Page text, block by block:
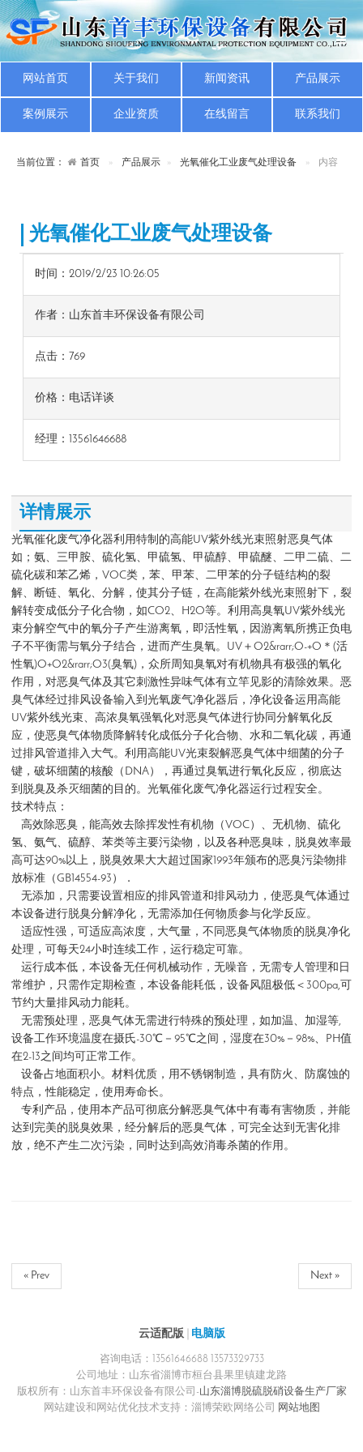
网站首页 关于我们 新闻资讯 产品展示
案例展示 企业资质 在线留言 联系我们
当前位置： 首页 产品展示 光氧催化工业废气处理设备 内容
光氧催化工业废气处理设备
时间：2019/2/23 10:26:05
作者：山东首丰环保设备有限公司
点击： 769
价格：电话详谈
经理：13561646688
详情展示
光氧催化废气净化器利用特制的高能UV紫外线光束照射恶臭气体
如；氨、三甲胺、硫化氢、甲硫氢、甲硫醇、甲硫醚、二甲二硫、二
硫化碳和苯乙烯，VOC类，苯、甲苯、二甲苯的分子链结构的裂
解、断链、氧化、分解，使其分子链，在高能紫外线光束照射下，裂
解转变成低分子化合物，如CO2、H2O等。利用高臭氧UV紫外线光
束分解空气中的氧分子产生游离氧，即活性氧，因游离氧所携正负电
子不平衡需与氧分子结合，进而产生臭氧。UV＋O2&rarr;O-+O＊(活
性氧)O+O2&rarr;O3(臭氧)，众所周知臭氧对有机物具有极强的氧化
作用，对恶臭气体及其它刺激性异味气体有立竿见影的清除效果。恶
臭气体经过排风设备输入到光氧废气净化器后，净化设备运用高能
UV紫外线光束、高浓臭氧强氧化对恶臭气体进行协同分解氧化反
应，使恶臭气体物质降解转化成低分子化合物、水和二氧化碳，再通
过排风管道排入大气。利用高能UV光束裂解恶臭气体中细菌的分子
键，破坏细菌的核酸（DNA），再通过臭氧进行氧化反应，彻底达
到脱臭及杀灭细菌的目的。光氧催化废气净化器运行过程安全。
技术特点：
高效除恶臭，能高效去除挥发性有机物（VOC）、无机物、硫化
氢、氨气、硫醇、苯类等主要污染物，以及各种恶臭味，脱臭效率最
高可达90%以上，脱臭效果大大超过国家1993年颁布的恶臭污染物排
放标准（GB14554-93）．
无添加，只需要设置相应的排风管道和排风动力，使恶臭气体通过
本设备进行脱臭分解净化，无需添加任何物质参与化学反应。
适应性强，可适应高浓度，大气量，不同恶臭气体物质的脱臭净化
处理，可每天24小时连续工作，运行稳定可靠。
运行成本低，本设备无任何机械动作，无噪音，无需专人管理和日
常维护，只需作定期检查，本设备能耗低，设备风阻极低＜300pa,可
节约大量排风动力能耗。
无需预处理，恶臭气体无需进行特殊的预处理，如加温、加湿等,
设备工作环境温度在摄氏-30℃－95℃之间，湿度在30%－98%、PH值
在2-13之间均可正常工作。
设备占地面积小。材料优质，用不锈钢制造，具有防火、防腐蚀的
特点，性能稳定，使用寿命长。
专利产品，使用本产品可彻底分解恶臭气体中有毒有害物质，并能
达到完美的脱臭效果，经分解后的恶臭气体，可完全达到无害化排
放，绝不产生二次污染，同时达到高效消毒杀菌的作用。
« Prev Next »
云适配版 电脑版
咨询电话：13561646688 13573329733
公司地址：山东省淄博市桓台县果里镇建龙路
版权所有：山东首丰环保设备有限公司-山东淄博脱硫脱硝设备生产厂家
网站建设和网站优化技术支持：淄博荣欧网络公司
网站地图